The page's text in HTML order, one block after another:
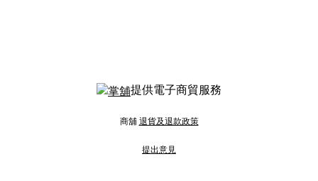
提供電子商貿服務
商舖 退貨及退款政策
提出意見